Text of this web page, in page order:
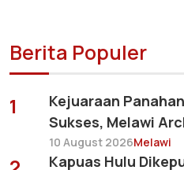
Berita Populer
1
Kejuaraan
Sukses, Melawi
10 August 2026Melawi
Kapuas Hulu